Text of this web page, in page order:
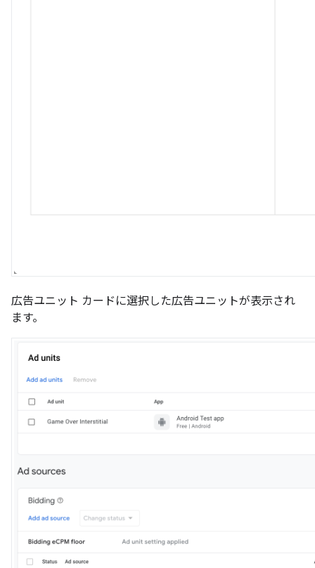
広告ユニット カードに選択した広告ユニットが表示され
ます。